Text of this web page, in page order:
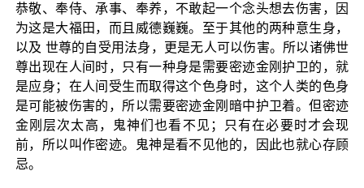
恭敬、奉侍、承事、奉养，不敢起一个念头想去伤害，因
为这是大福田，而且威德巍巍。至于其他的两种意生身，
以及 世尊的自受用法身，更是无人可以伤害。所以诸佛世
尊出现在人间时，只有一种身是需要密迹金刚护卫的，就
是应身；在人间受生而取得这个色身时，这个人类的色身
是可能被伤害的，所以需要密迹金刚暗中护卫着。但密迹
金刚层次太高，鬼神们也看不见；只有在必要时才会现
前，所以叫作密迹。鬼神是看不见他的，因此也就心存顾
忌。